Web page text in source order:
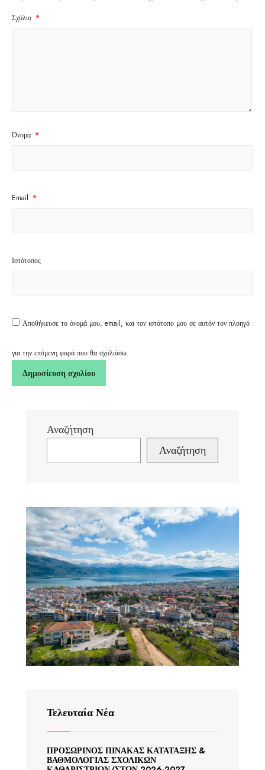
Σχόλιο *
Όνομα *
Email *
Ιστότοπος
Αποθήκευσε το όνομά μου, email, και τον ιστότοπο μου σε αυτόν τον πλοηγό
για την επόμενη φορά που θα σχολιάσω.
Αναζήτηση
Αναζήτηση
Τελευταία Νέα
ΠΡΟΣΩΡΙΝΟΣ ΠΙΝΑΚΑΣ ΚΑΤΑΤΑΞΗΣ &
ΒΑΘΜΟΛΟΓΙΑΣ ΣΧΟΛΙΚΩΝ